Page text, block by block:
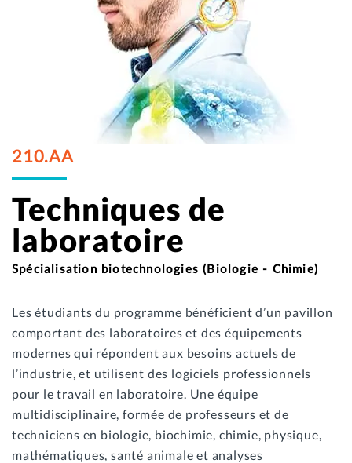
210.AA
Techniques de
laboratoire
Spécialisation biotechnologies (Biologie - Chimie)
Les étudiants du programme bénéficient d’un pavillon
comportant des laboratoires et des équipements
modernes qui répondent aux besoins actuels de
l’industrie, et utilisent des logiciels professionnels
pour le travail en laboratoire. Une équipe
multidisciplinaire, formée de professeurs et de
techniciens en biologie, biochimie, chimie, physique,
mathématiques, santé animale et analyses